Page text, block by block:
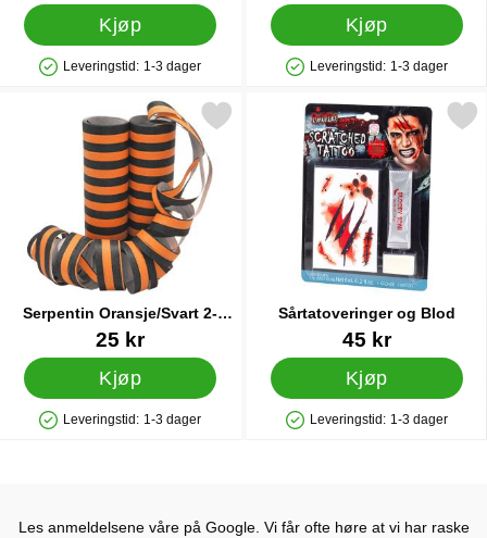
Kjøp
Produkttilgjengelighet: På lager
Leveringstid: 1-3 dager
Kjøp
Produkttilgjengelighet: På lager
Leveringstid: 1-3 dager
Serpentin Oransje/Svart 2-
pakning
Varenummer 5111
25 kr
Kjøp
Produkttilgjengelighet: På lager
Leveringstid: 1-3 dager
Merk serpentin Oransje/Svart 2-pakning som favoritt
Sårtatoveringer og Blod
Varenummer 30666
45 kr
Kjøp
Produkttilgjengelighet: På lager
Leveringstid: 1-3 dager
Merk sårtatoveringer
Les anmeldelsene våre på Google. Vi får ofte høre at vi har raske